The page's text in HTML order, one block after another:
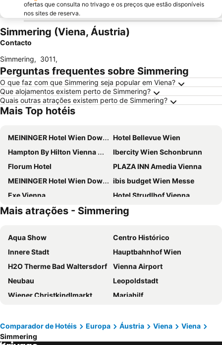
ofertas que consulta no trivago e os preços que estão disponíveis
nos sites de reserva.
Simmering (Viena, Áustria)
Contacto
Simmering, 3011,
Perguntas frequentes sobre Simmering
O que faz com que Simmering seja popular em Viena?
Que alojamentos existem perto de Simmering?
Quais outras atrações existem perto de Simmering?
Mais Top hotéis
MEININGER Hotel Wien Downtown Franz
Hotel Bellevue Wien
Hampton By Hilton Vienna City West
Ibercity Wien Schonbrunn
Florum Hotel
PLAZA INN Amedia Vienna
MEININGER Hotel Wien Downtown Sissi
ibis budget Wien Messe
Exe Vienna
Hotel Strudlhof Vienna
ibis Wien Mariahilf
H+ Hotel Wien
JUFA Hotel Wien City
Appartement-Hotel an der Riemergasse
Melia Vienna
Doubletree by Hilton Vienna Schonbrunn
Hotel Post Wien
a&o Wien Hauptbahnhof
ibis budget Wien Sankt Marx
NH Wien City
Holiday Inn Vienna City By Ihg
ibis Styles Wien Messe Prater
Aparthotel Adagio Vienna City
Hotel Schani Wien Hauptbahnhof
NH Wien Belvedere
Mais atrações - Simmering
Aqua Show
Centro Histórico
Innere Stadt
Hauptbahnhof Wien
H2O Therme Bad Waltersdorf
Vienna Airport
Neubau
Leopoldstadt
Wiener Christkindlmarkt
Mariahilf
Staatsoper
Liesing
Wien Mitte - The Mall
Comparador de Hotéis Europa Áustria Viena
Viena
Simmering